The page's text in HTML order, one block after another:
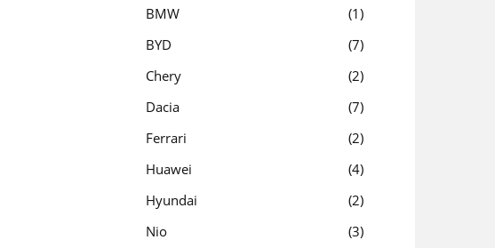
BMW
1
BYD
7
Chery
2
Dacia
7
Ferrari
2
Huawei
4
Hyundai
2
Nio
3